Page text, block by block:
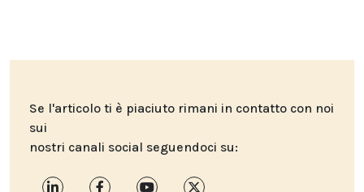
Se l'articolo ti è piaciuto rimani in contatto con noi
sui
nostri canali social seguendoci su: